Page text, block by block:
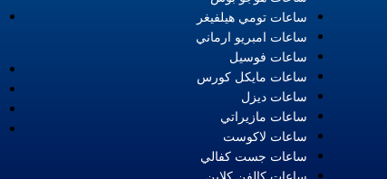
ساعات تومي هيلفيغر
ساعات امبريو ارماني
ساعات فوسيل
ساعات مايكل كورس
ساعات ديزل
ساعات مازيراتي
ساعات لاكوست
ساعات جست كفالي